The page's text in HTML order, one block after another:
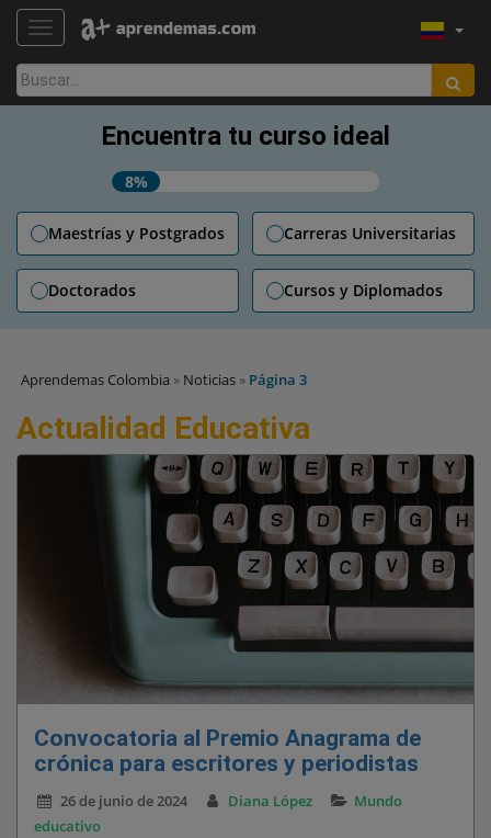
TOGGLE NAVIGATION
Buscar:
Encuentra tu curso ideal
8%
Maestrías y Postgrados Carreras Universitarias
Doctorados Cursos y Diplomados
Aprendemas Colombia » Noticias » Página 3
Actualidad Educativa
Convocatoria al Premio Anagrama de
crónica para escritores y periodistas
26 de junio de 2024 Diana López
Mundo
educativo